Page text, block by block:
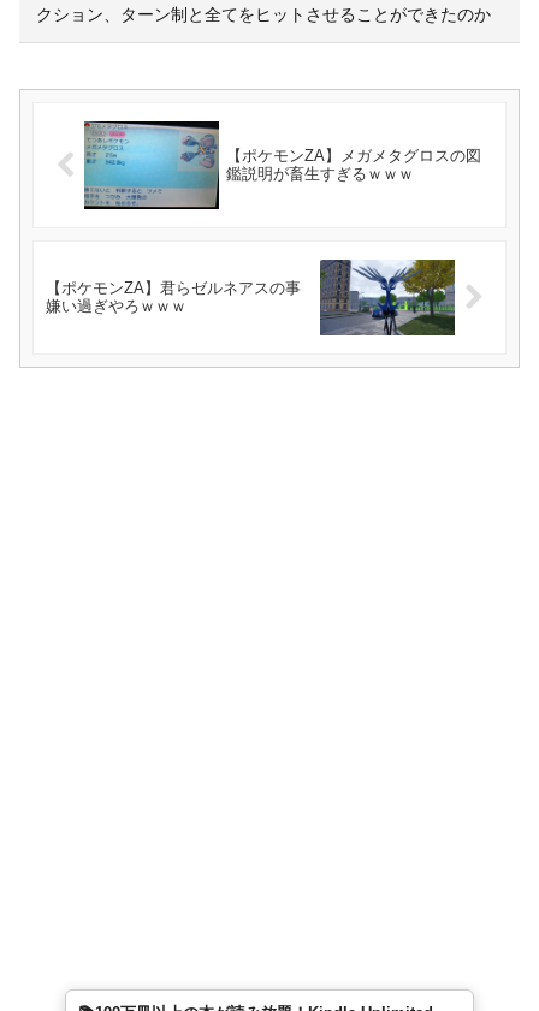
クション、ターン制と全てをヒットさせることができたのか
【ポケモンZA】メガメタグロスの図
鑑説明が畜生すぎるｗｗｗ
【ポケモンZA】君らゼルネアスの事
嫌い過ぎやろｗｗｗ